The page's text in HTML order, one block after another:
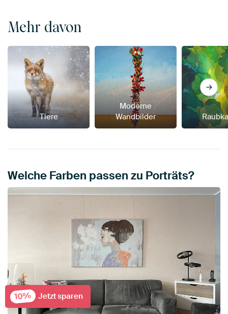
Mehr davon
Tiere
Moderne
Wandbilder
Welche Farben passen zu Porträts?
10% Jetzt sparen